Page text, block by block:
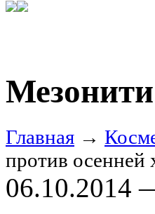
Главная →
против осенней
06.10.2014